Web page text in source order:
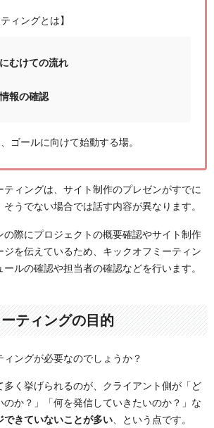
ィングとは】
むけての流れ
報の確認
ゴールに向けて始動する場。
ティングは、サイト制作のプレゼンがすでに
うでない場合では話す内容が異なります。
の際にプロジェクトの概要確認やサイト制作
を伝えているため、キックオフミーティン
ルの確認や担当者の確認などを行います。
ティングの目的
ングが必要なのでしょうか？
多く挙げられるのが、クライアント側が「ど
のか？」「何を発信していきたいのか？」な
できていないことが多い 、という点です。